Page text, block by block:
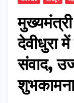
देवीधुरा
संवाद,